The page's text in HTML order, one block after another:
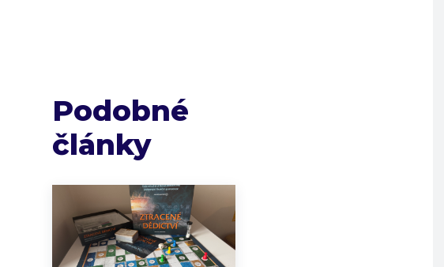
Podobné
články